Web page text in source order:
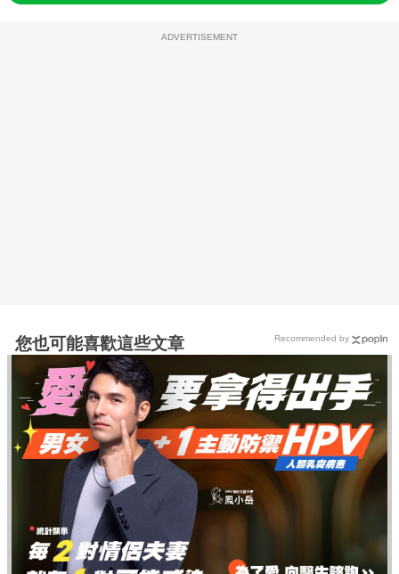
ADVERTISEMENT
您也可能喜歡這些文章 Recommended by